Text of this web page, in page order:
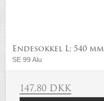
Endesokkel L: 540 mm
SE 99 Alu
147,80 DKK